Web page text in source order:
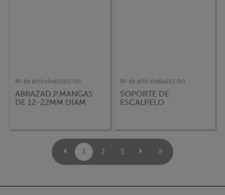
Nº de artículo41002-00
ABRAZAD.P.MANGAS
DE 12-22MM DIAM
Nº de artículo64615-00
SOPORTE DE
ESCALPELO
1 2 3